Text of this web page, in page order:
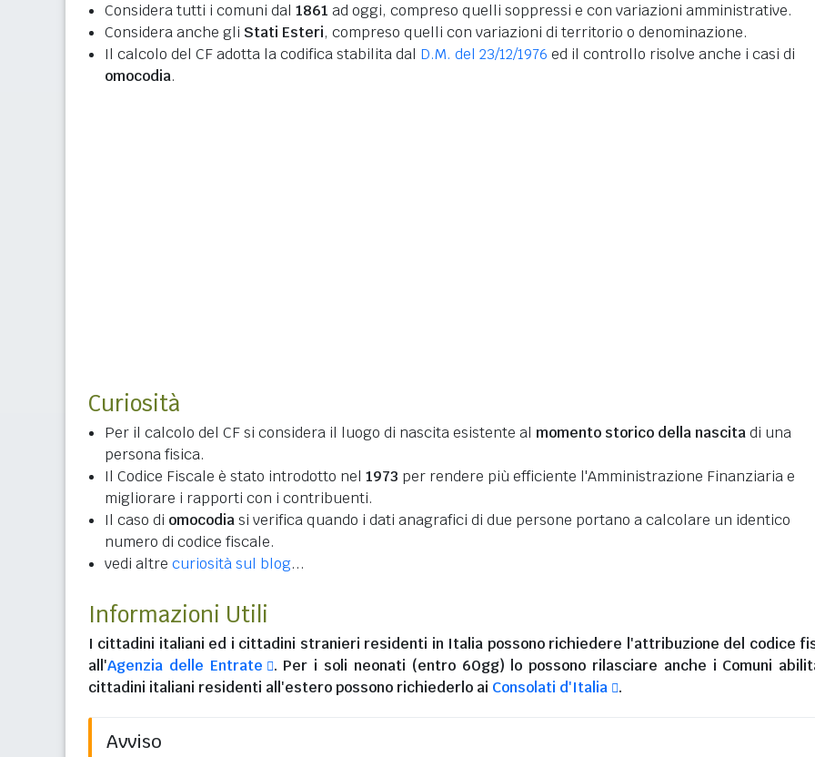
Considera tutti i comuni dal 1861 ad oggi, compreso quelli soppressi e con variazioni amministrative.
Considera anche gli Stati Esteri, compreso quelli con variazioni di territorio o denominazione.
Il calcolo del CF adotta la codifica stabilita dal D.M. del 23/12/1976 ed il controllo risolve anche i casi di
omocodia.
Curiosità
Per il calcolo del CF si considera il luogo di nascita esistente al momento storico della nascitadi una
persona fisica.
Il Codice Fiscale è stato introdotto nel 1973 per rendere più efficiente l'Amministrazione Finanziaria e
migliorare i rapporti con i contribuenti.
Il caso di omocodiasi verifica quando i dati anagrafici di due persone portano a calcolare un identico
numero di codice fiscale.
vedi altre curiosità sul blog...
Informazioni Utili
I cittadini italiani ed i cittadini stranieri residenti in Italia possono richiedere l'attribuzione del codice
all'Agenzia delle Entrate
. Per i soli neonati (entro 60gg) lo possono rilasciare anche i Comuni
cittadini italiani residenti all'esteropossono richiederlo ai Consolati d'Italia .
Avviso